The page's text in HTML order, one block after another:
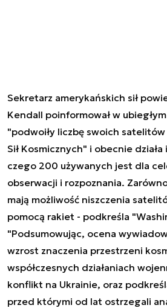
Sekretarz amerykańskich sił
Kendall poinformował w
"podwoiły liczbę swoich
Sił Kosmicznych" i obecnie
czego 200 używanych jest dla
obserwacji i rozpoznania.
mają możliwość niszczenia
pomocą rakiet - podkreśla
"Podsumowując, ocena
wzrost znaczenia przestrzeni
współczesnych działaniach
konflikt na Ukrainie, oraz
przed którymi od lat ostrzegali